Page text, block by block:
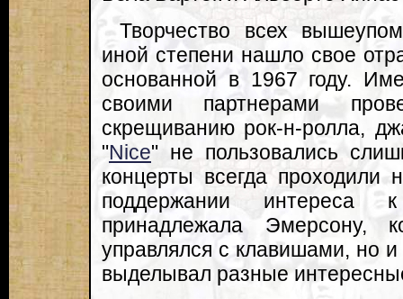
Творчество всех
иной степени нашло свое
основанной в 1967 году.
своими партнерами
скрещиванию рок-н-ролла,
"Nice" не пользовались
концерты всегда проходили
поддержании интереса
принадлежала Эмерсону,
управлялся с клавишами, но
выделывал разные